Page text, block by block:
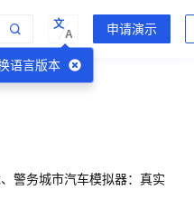
语言版本
文
A
警务城市汽车模拟器：真实